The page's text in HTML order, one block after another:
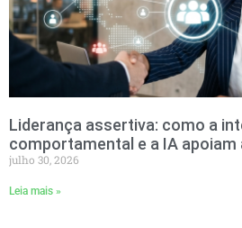
Liderança assertiva: como a
comportamental e a IA apoiam
julho 30, 2026
Leia mais »